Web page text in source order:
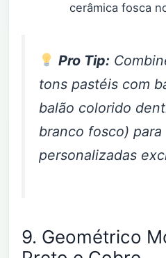
cerâmica fosca
Pro Tip:
tons pastéis com
balão colorido
branco fosco)
personalizadas
9. Geométrico